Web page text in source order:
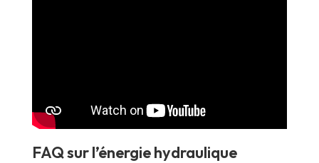
FAQ sur l’énergie hydraulique